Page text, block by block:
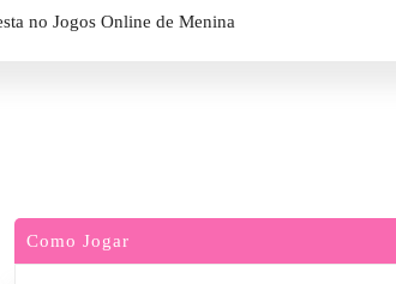
no Jogos Online de Menina
Como Jogar